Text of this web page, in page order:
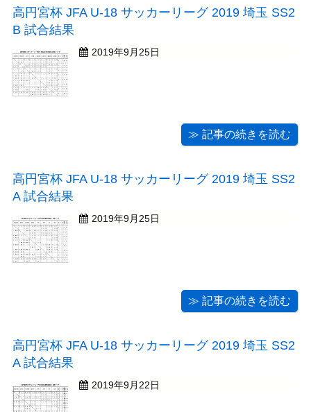
高円宮杯 JFA U-18 サッカーリーグ 2019 埼玉 SS2
B 試合結果
2019年9月25日
≫ 記事の続きを読む
高円宮杯 JFA U-18 サッカーリーグ 2019 埼玉 SS2
A 試合結果
2019年9月25日
≫ 記事の続きを読む
高円宮杯 JFA U-18 サッカーリーグ 2019 埼玉 SS2
A 試合結果
2019年9月22日